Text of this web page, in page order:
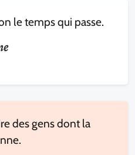
le temps qui passe.
des gens dont la